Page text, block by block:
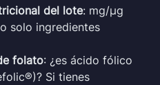
del lote: mg/µg
solo ingredientes
folato: ¿es ácido fólico
Si tienes